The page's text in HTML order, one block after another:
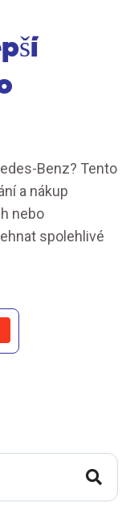
Benz? Tento
a nákup
nebo
spolehlivé